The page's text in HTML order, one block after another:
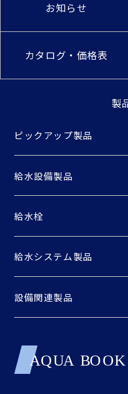
お知らせ
カタログ・価格表
製
ピックアップ製品
給水設備製品
給水栓
給水システム製品
設備関連製品